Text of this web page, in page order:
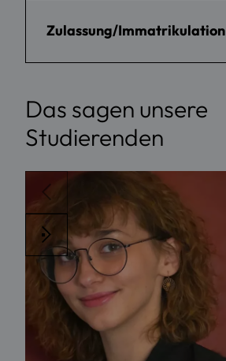
Zulassung/Immatrikulation
Das sagen unsere
Studierenden